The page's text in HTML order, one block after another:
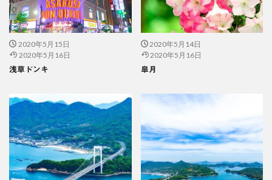
2020年5月15日
2020年5月16日
浅草ドンキ
2020年5月14日
2020年5月16日
皐月